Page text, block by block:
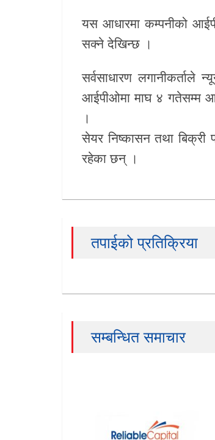
यस आधारमा कम्पनीको
सक्ने देखिन्छ ।
सर्वसाधारण
आईपीओमा माघ ४ गतेसम्म
।
सेयर निष्कासन तथा बिक्री
रहेका छन् ।
तपाईको प्रतिक्रिया
सम्बन्धित समाचार